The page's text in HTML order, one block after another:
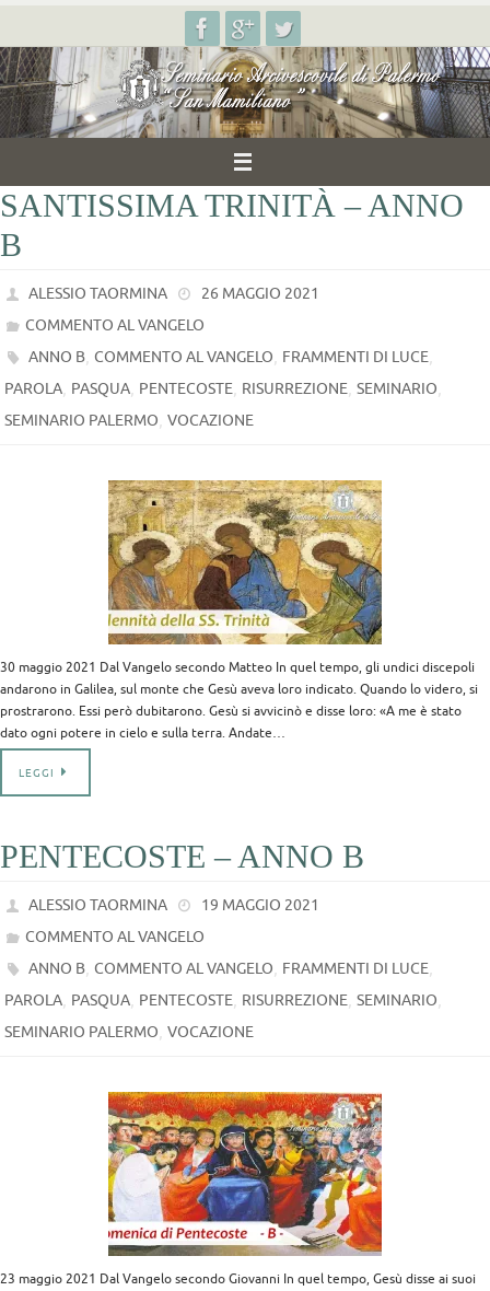
contenuto
SANTISSIMA TRINITÀ – ANNO
B
ALESSIO TAORMINA
26 MAGGIO 2021
COMMENTO AL VANGELO
ANNO B,COMMENTO AL VANGELO, FRAMMENTI DI LUCE,
PAROLA, PASQUA, PENTECOSTE, RISURREZIONE, SEMINARIO,
SEMINARIO PALERMO, VOCAZIONE
30 maggio 2021 Dal Vangelo secondo Matteo In quel tempo, gli undici discepoli
andarono in Galilea, sul monte che Gesù aveva loro indicato. Quando lo videro, si
prostrarono. Essi però dubitarono. Gesù si avvicinò e disse loro: «A me è stato
dato ogni potere in cielo e sulla terra. Andate…
LEGGI
PENTECOSTE – ANNO B
ALESSIO TAORMINA
19 MAGGIO 2021
COMMENTO AL VANGELO
ANNO B,COMMENTO AL VANGELO, FRAMMENTI DI LUCE,
PAROLA, PASQUA, PENTECOSTE, RISURREZIONE, SEMINARIO,
SEMINARIO PALERMO, VOCAZIONE
23 maggio 2021 Dal Vangelo secondo Giovanni In quel tempo, Gesù disse ai suoi